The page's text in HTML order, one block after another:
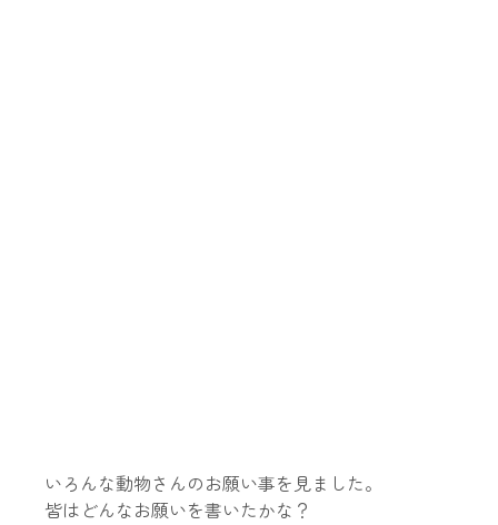
いろんな動物さんのお願い事を見ました。
皆はどんなお願いを書いたかな？